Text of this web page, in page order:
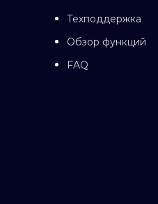
Техподдержка
Обзор функций
FAQ